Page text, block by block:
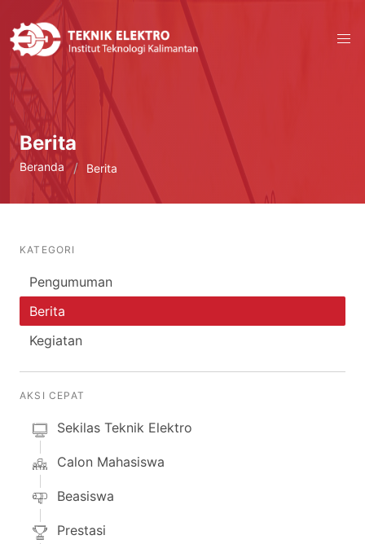
Berita
Beranda Berita
KATEGORI
Pengumuman
Berita
Kegiatan
AKSI CEPAT
Sekilas Teknik Elektro
Calon Mahasiswa
Beasiswa
Prestasi